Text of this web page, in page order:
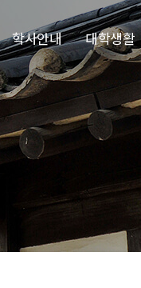
학사안내 대학생활